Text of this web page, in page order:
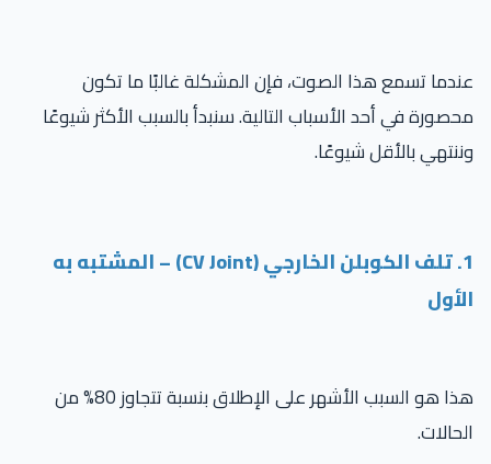
عندما تسمع هذا الصوت، فإن المشكلة غالبًا ما تكون
محصورة في أحد الأسباب التالية. سنبدأ بالسبب الأكثر شيوعًا
وننتهي بالأقل شيوعًا.
1. تلف الكوبلن الخارجي (CV Joint) – المشتبه به
الأول
هذا هو السبب الأشهر على الإطلاق بنسبة تتجاوز 80% من
الحالات.